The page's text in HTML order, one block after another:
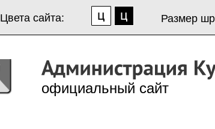
Цвета сайта: Размер
официальный сайт